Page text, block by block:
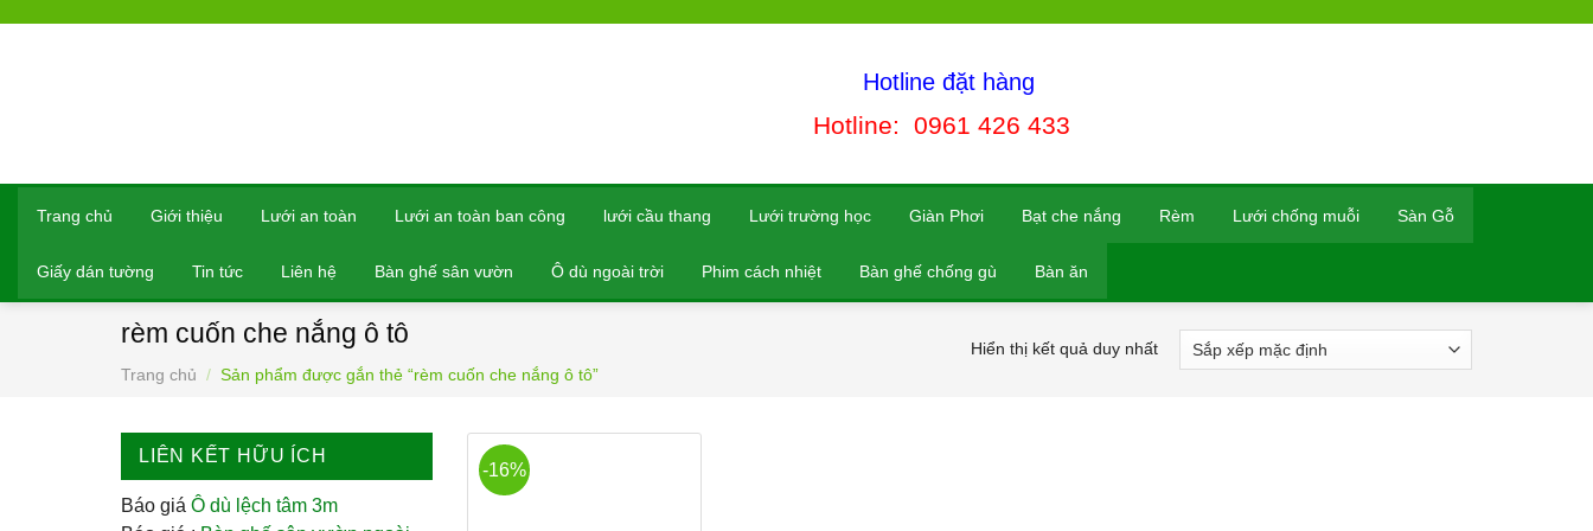
Hotline đặt hàng
Hotline: 0961 426 433
Trang chủ Giới thiệu Lưới an toàn Lưới an toàn ban công lưới cầu thang Lưới trường học Giàn Phơi Bạt che nắng Rèm Lưới chống muỗi Sàn Gỗ
Giấy dán tường Tin tức Liên hệ Bàn ghế sân vườn Ô dù ngoài trời Phim cách nhiệt Bàn ghế chống gù Bàn ăn
rèm cuốn che nắng ô tô
Trang chủ / Sản phẩm được gắn thẻ “rèm cuốn che nắng ô tô”
Hiển thị kết quả duy nhất
LIÊN KẾT HỮU ÍCH
Báo giá Ô dù lệch tâm 3m
-16%